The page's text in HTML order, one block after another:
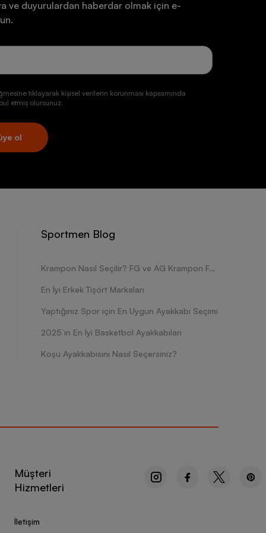
ve duyurulardan haberdar olmak için e-
tıklayarak kişisel verilerin korunması kapsamında
etmiş olursunuz.
ol
Sportmen Blog
Krampon Nasıl Seçilir? FG ve AG Krampon Farkları Nelerdir?
En İyi Erkek Tişört Markaları
Yaptığınız Spor için En Uygun Ayakkabı Seçimi
2025’in En İyi Basketbol Ayakkabıları
Koşu Ayakkabısını Nasıl Seçersiniz?
Müşteri
Hizmetleri
İletişim